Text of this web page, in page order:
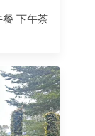
下午茶